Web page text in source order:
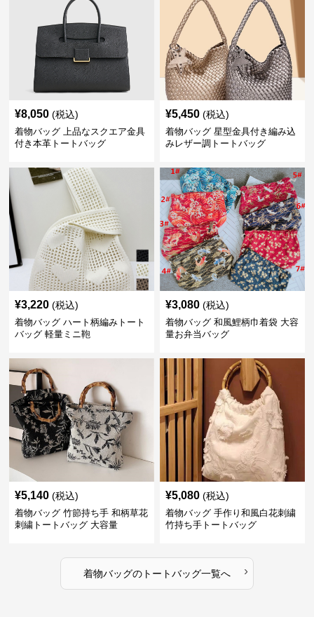
¥8,050 (税込)
着物バッグ 上品なスクエア金具
付き本革トートバッグ
¥5,450 (税込)
着物バッグ 星型金具付き編み込
みレザー調トートバッグ
¥3,220 (税込)
着物バッグ ハート柄編みトート
バッグ 軽量ミニ鞄
¥3,080 (税込)
着物バッグ 和風鯉柄巾着袋 大容
量お弁当バッグ
¥5,140 (税込)
着物バッグ 竹節持ち手 和柄草花
刺繍トートバッグ 大容量
¥5,080 (税込)
着物バッグ 手作り和風白花刺繍
竹持ち手トートバッグ
着物バッグのトートバッグ一覧へ ›